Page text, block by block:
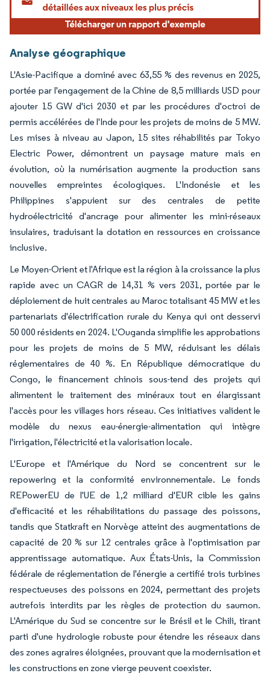
Analyse géographique
L'Asie-Pacifique a dominé avec 63,55 % des revenus en 2025,
portée par l'engagement de la Chine de 8,5 milliards USD pour
ajouter 15 GW d'ici 2030 et par les procédures d'octroi de
permis accélérées de l'Inde pour les projets de moins de 5 MW.
Les mises à niveau au Japon, 15 sites réhabilités par Tokyo
Electric Power, démontrent un paysage mature mais en
évolution, où la numérisation augmente la production sans
nouvelles empreintes écologiques. L'Indonésie et les
Philippines s'appuient sur des centrales de petite
hydroélectricité d'ancrage pour alimenter les mini-réseaux
insulaires, traduisant la dotation en ressources en croissance
inclusive.
Le Moyen-Orient et l'Afrique est la région à la croissance la plus
rapide avec un CAGR de 14,31 % vers 2031, portée par le
déploiement de huit centrales au Maroc totalisant 45 MW et les
partenariats d'électrification rurale du Kenya qui ont desservi
50 000 résidents en 2024. L'Ouganda simplifie les approbations
pour les projets de moins de 5 MW, réduisant les délais
réglementaires de 40 %. En République démocratique du
Congo, le financement chinois sous-tend des projets qui
alimentent le traitement des minéraux tout en élargissant
l'accès pour les villages hors réseau. Ces initiatives valident le
modèle du nexus eau-énergie-alimentation qui intègre
l'irrigation, l'électricité et la valorisation locale.
L'Europe et l'Amérique du Nord se concentrent sur le
repowering et la conformité environnementale. Le fonds
REPowerEU de l'UE de 1,2 milliard d'EUR cible les gains
d'efficacité et les réhabilitations du passage des poissons,
tandis que Statkraft en Norvège atteint des augmentations de
capacité de 20 % sur 12 centrales grâce à l'optimisation par
apprentissage automatique. Aux États-Unis, la Commission
fédérale de réglementation de l'énergie a certifié trois turbines
respectueuses des poissons en 2024, permettant des projets
autrefois interdits par les règles de protection du saumon.
L'Amérique du Sud se concentre sur le Brésil et le Chili, tirant
parti d'une hydrologie robuste pour étendre les réseaux dans
des zones agraires éloignées, prouvant que la modernisation et
les constructions en zone vierge peuvent coexister.